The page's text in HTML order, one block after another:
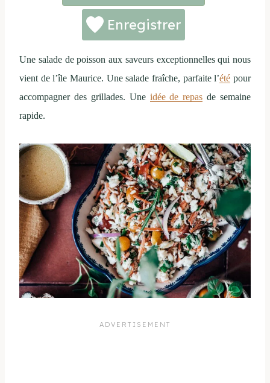
Enregistrer
Une salade de poisson aux saveurs exceptionnelles qui nous
vient de l’île Maurice. Une salade fraîche, parfaite l’été pour
accompagner des grillades. Une idée de repas de semaine
rapide.